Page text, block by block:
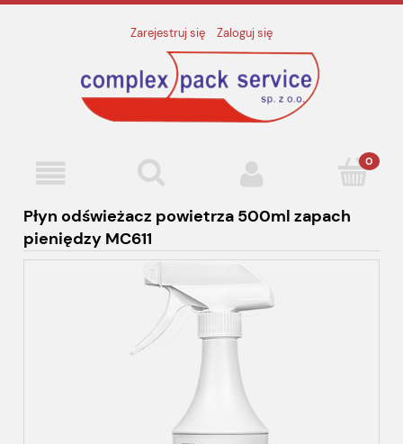
Zarejestruj się Zaloguj się
Płyn odświeżacz powietrza 500ml zapach
pieniędzy MC611